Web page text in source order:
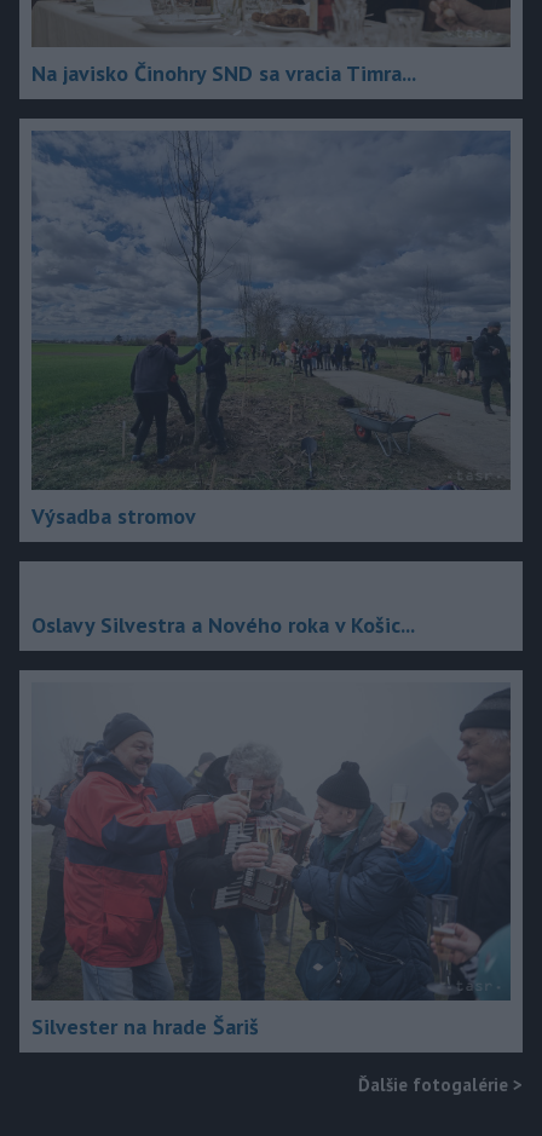
Na javisko Činohry SND sa vracia Timra...
Výsadba stromov
Oslavy Silvestra a Nového roka v Košic...
Silvester na hrade Šariš
Ďalšie fotogalérie >